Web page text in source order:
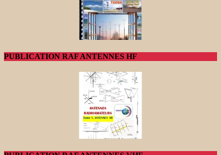
PUBLICATION RAF ANTENNES HF